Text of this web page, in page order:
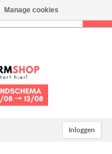
Inloggen
Manage cookies